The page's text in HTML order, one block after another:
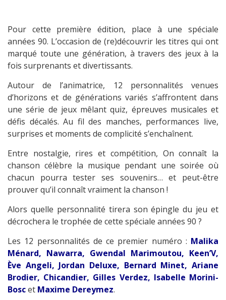
Pour cette première édition, place à une spéciale
années 90. L’occasion de (re)découvrir les titres qui ont
marqué toute une génération, à travers des jeux à la
fois surprenants et divertissants.
Autour de l’animatrice, 12 personnalités venues
d’horizons et de générations variés s’affrontent dans
une série de jeux mêlant quiz, épreuves musicales et
défis décalés. Au fil des manches, performances live,
surprises et moments de complicité s’enchaînent.
Entre nostalgie, rires et compétition, On connaît la
chanson célèbre la musique pendant une soirée où
chacun pourra tester ses souvenirs… et peut-être
prouver qu’il connaît vraiment la chanson !
Alors quelle personnalité tirera son épingle du jeu et
décrochera le trophée de cette spéciale années 90 ?
Les 12 personnalités de ce premier numéro : Malika
Ménard, Nawarra, Gwendal Marimoutou, Keen’V,
Ève Angeli, Jordan Deluxe, Bernard Minet, Ariane
Brodier, Chicandier, Gilles Verdez, Isabelle Morini-
Boscet Maxime Dereymez.